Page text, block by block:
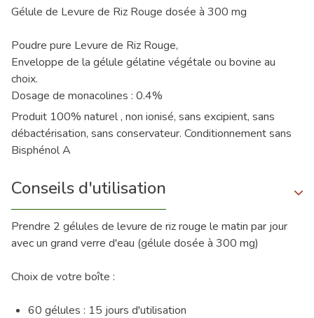
Gélule de Levure de Riz Rouge dosée à 300 mg
Poudre pure Levure de Riz Rouge,
Enveloppe de la gélule gélatine végétale ou bovine au
choix.
Dosage de monacolines : 0.4%
Produit 100% naturel , non ionisé, sans excipient, sans
débactérisation, sans conservateur. Conditionnement sans
Bisphénol A
Conseils d'utilisation
Prendre 2 gélules de levure de riz rouge le matin par jour
avec un grand verre d'eau (gélule dosée à 300 mg)
Choix de votre boîte :
60 gélules : 15 jours d'utilisation